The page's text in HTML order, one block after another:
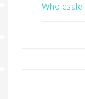
Wholesale